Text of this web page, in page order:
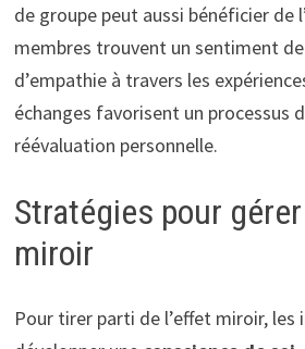
de groupe peut aussi bénéficier de
membres trouvent un sentiment
d’empathie à travers les
échanges favorisent un processus
réévaluation personnelle.
Stratégies pour
miroir
Pour tirer parti de l’effet miroir, les